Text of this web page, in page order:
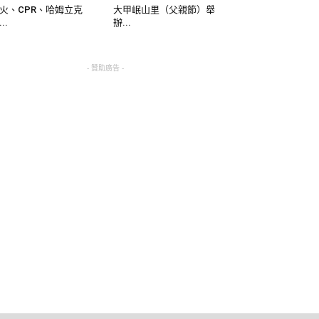
、CPR、哈姆立克
大甲岷山里（父親節）舉
辦...
- 贊助廣告 -